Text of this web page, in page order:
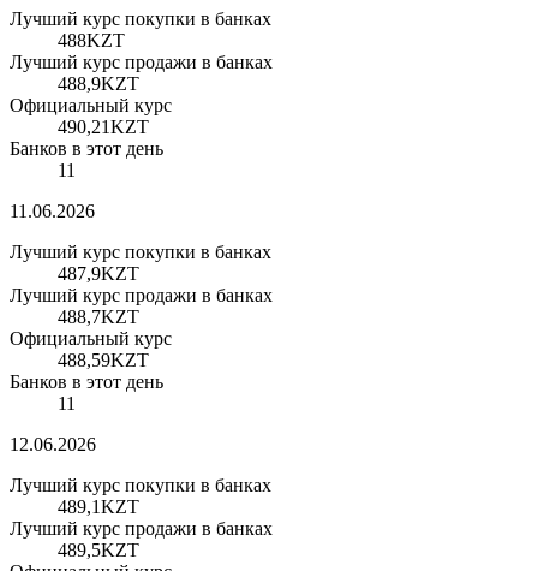
Лучший курс покупки в банках
488KZT
Лучший курс продажи в банках
488,9KZT
Официальный курс
490,21KZT
Банков в этот день
11
11.06.2026
Лучший курс покупки в банках
487,9KZT
Лучший курс продажи в банках
488,7KZT
Официальный курс
488,59KZT
Банков в этот день
11
12.06.2026
Лучший курс покупки в банках
489,1KZT
Лучший курс продажи в банках
489,5KZT